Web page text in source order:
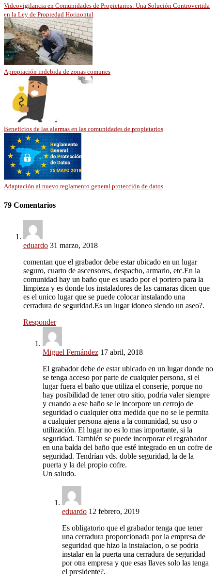
Videovigilancia en Comunidades de Propietarios: Una Solución Controvertida
en la Ley de Propiedad Horizontal
Apropiación indebida de zonas comunes
Beneficios de las alarmas en las comunidades de propietarios
Adaptación al nuevo reglamento general protección de datos
79 Comentarios
eduardo 31 marzo, 2018
comentan que el grabador debe estar ubicado en un lugar
seguro, cuarto de ascensores, despacho, armario, etc.En la
comunidad hay un baño que es usado por el portero para la
limpieza y es donde los instaladores de las camaras dicen que
es el unico lugar que se puede colocar instalando una
cerradura de seguridad.Es un lugar idoneo siendo un aseo?.
Responder
Miguel Fernández 17 abril, 2018
El grabador debe de estar ubicado en un lugar donde no
se tenga acceso por parte de cualquier persona, si el
lugar fuera el baño que utiliza el conserje, porque no
hay posibilidad de tener otro sitio, podría valer siempre
y cuando a ese baño se le incorpore un cerrojo de
seguridad o cualquier otra medida que no se le permita
a cualquier persona ajena a la comunidad, su uso o
utilización. El lugar no es lo mas importante, si la
seguridad. También se puede incorporar el regrabador
en una balda del baño que esté integrado en un cofre de
seguridad. Tendrían vds. doble seguridad, la de la
puerta y la del propio cofre.
Un saludo.
eduardo 12 febrero, 2019
Es obligatorio que el grabador tenga que tener
una cerradura proporcionada por la empresa de
seguridad que hizo la instalacion, o se podria
instalar en la puerta una cerradura de seguridad
por otra empresa y que esas llaves solo las tenga
el presidente?.